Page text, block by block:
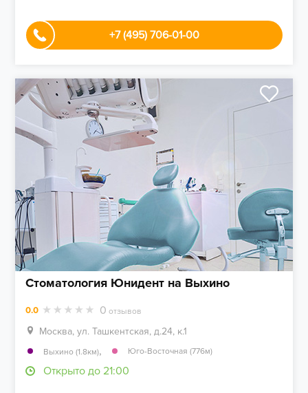
+7 (495) 706-01-00
Стоматология Юнидент на Выхино
0.0 0 отзывов
Москва, ул. Ташкентская, д.24, к.1
Выхино (1.8км), Юго-Восточная (776м)
Открыто до 21:00